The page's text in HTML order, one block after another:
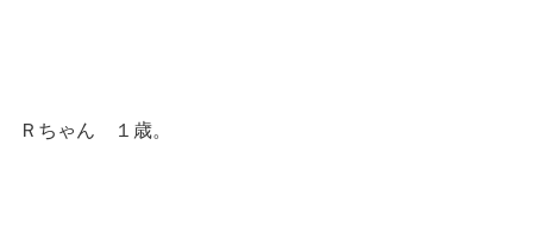
Ｒちゃん １歳。